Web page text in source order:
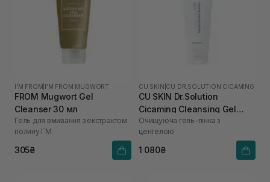
I'M FROM I'M FROM MUGWORT
FROM Mugwort Gel
Cleanser 30 мл
Гель для вмивання з екстрактом
полину I`M
305₴
CU SKIN CU DR.SOLUTION CICAMING
CU SKIN Dr.Solution
Cicaming Cleansing Gel
Foam 150 мл
Очищуюча гель-пінка з
центелою
1 080₴